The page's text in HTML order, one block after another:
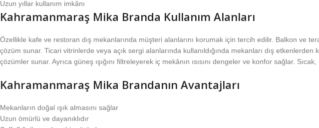
Uzun yıllar kullanım imkânı
Kahramanmaraş Mika Branda Kullanım Alanları
Özellikle kafe ve restoran dış mekanlarında müşteri alanlarını korumak için tercih edilir. Balkon ve
çözüm sunar. Ticari vitrinlerde veya açık sergi alanlarında kullanıldığında mekanları dış
çözümler sunar. Ayrıca güneş ışığını filtreleyerek iç mekânın ısısını dengeler ve konfor sağlar.
Kahramanmaraş Mika Brandanın Avantajları
Mekanların doğal ışık almasını sağlar
Uzun ömürlü ve dayanıklıdır